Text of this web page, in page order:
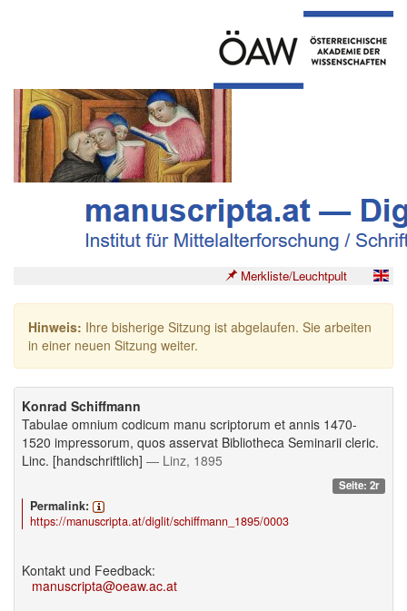
Merkliste/Leuchtpult
Hinweis: Ihre bisherige Sitzung ist abgelaufen. Sie arbeiten
in einer neuen Sitzung weiter.
Konrad Schiffmann
Tabulae omnium codicum manu scriptorum et annis 1470-
1520 impressorum, quos asservat Bibliotheca Seminarii cleric.
Linc. [handschriftlich] — Linz, 1895
Seite: 2r
Permalink:
https://manuscripta.at/diglit/schiffmann_1895/0003
Kontakt und Feedback:
manuscripta@oeaw.ac.at